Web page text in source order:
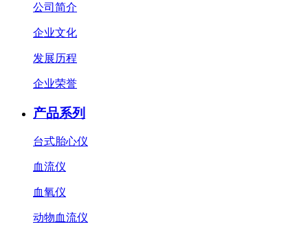
公司简介
企业文化
发展历程
企业荣誉
产品系列
台式胎心仪
血流仪
血氧仪
动物血流仪